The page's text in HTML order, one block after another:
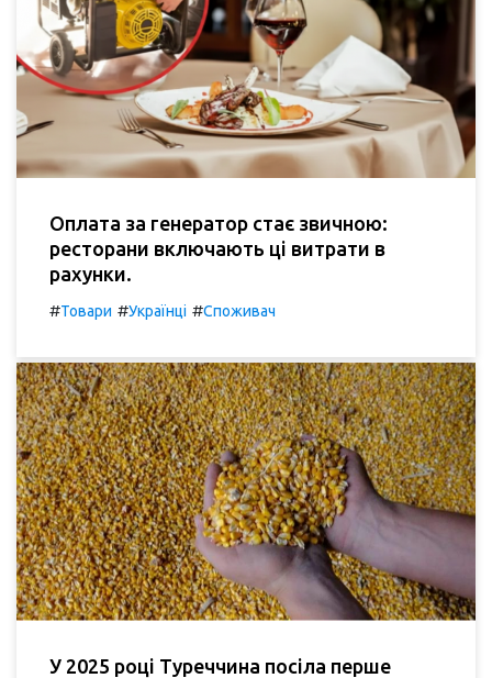
Оплата за генератор стає звичною:
ресторани включають ці витрати в
рахунки.
#Товари #Українці #Споживач
У 2025 році Туреччина посіла перше